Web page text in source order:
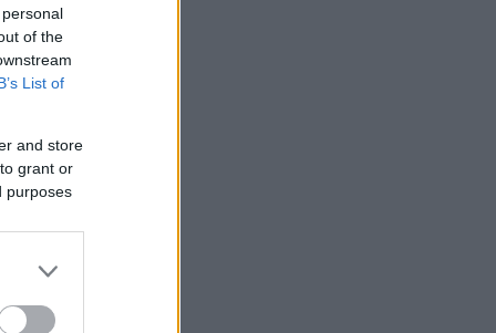
of the
List of
and store
grant or
purposes